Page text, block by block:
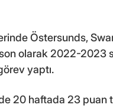
Östersunds,
olarak 2022-2023
yaptı.
20 haftada 23 puan